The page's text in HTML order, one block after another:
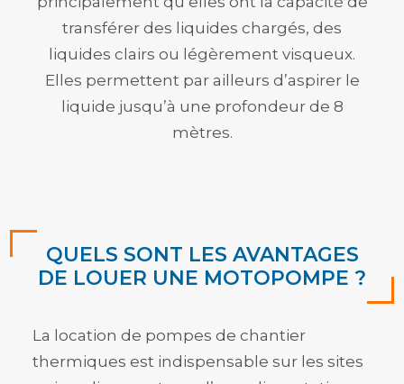
transférer des liquides chargés, des
liquides clairs ou légèrement visqueux.
Elles permettent par ailleurs d’aspirer le
liquide jusqu’à une profondeur de 8
mètres.
QUELS SONT LES AVANTAGES
DE LOUER UNE MOTOPOMPE ?
La location de pompes de chantier
thermiques est indispensable sur les sites